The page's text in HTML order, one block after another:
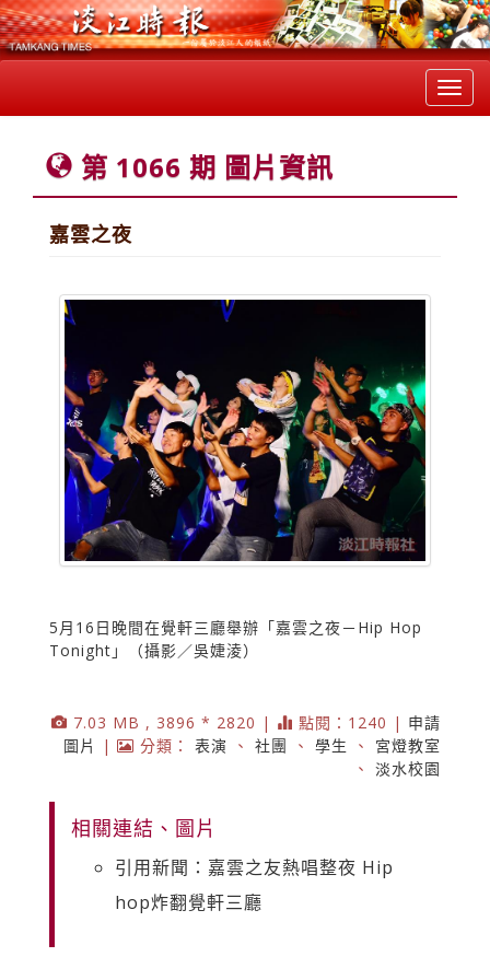
第 1066 期 圖片資訊
嘉雲之夜
5月16日晚間在覺軒三廳舉辦「嘉雲之夜－Hip Hop
Tonight」（攝影／吳婕淩）
7.03 MB , 3896 * 2820 | 點閱：1240 | 申請
圖片
| 分類： 表演 、 社團 、 學生 、 宮燈教室
、 淡水校園
相關連結、圖片
引用新聞：嘉雲之友熱唱整夜 Hip
hop炸翻覺軒三廳